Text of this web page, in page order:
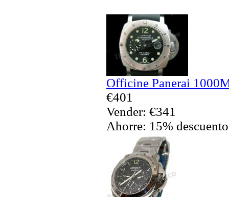
Officine Panerai
€401
Vender: €341
Ahorre: 15% descuento